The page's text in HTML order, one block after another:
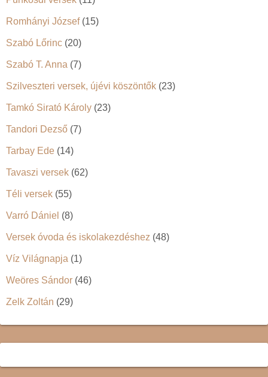
Romhányi József(15)
Szabó Lőrinc (20)
Szabó T. Anna (7)
Szilveszteri versek, újévi köszöntők (23)
Tamkó Sirató Károly (23)
Tandori Dezső (7)
Tarbay Ede (14)
Tavaszi versek (62)
Téli versek (55)
Varró Dániel (8)
Versek óvoda és iskolakezdéshez (48)
Víz Világnapja (1)
Weöres Sándor (46)
Zelk Zoltán (29)